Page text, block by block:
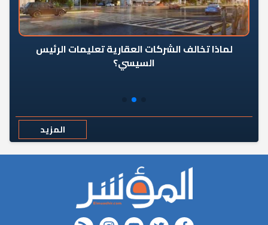
لماذا تخالف الشركات العقارية تعليمات الرئيس
السيسي؟
المزيد